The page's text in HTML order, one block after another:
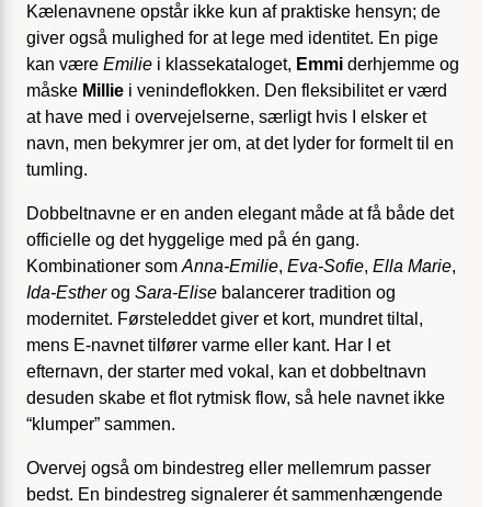
Kælenavnene opstår ikke kun af praktiske hensyn; de
giver også mulighed for at lege med identitet. En pige
kan være Emilie i klassekataloget, Emmi derhjemme og
måske Millie i venindeflokken. Den fleksibilitet er værd
at have med i overvejelserne, særligt hvis I elsker et
navn, men bekymrer jer om, at det lyder for formelt til en
tumling.
Dobbeltnavne er en anden elegant måde at få både det
officielle og det hyggelige med på én gang.
Kombinationer som Anna-Emilie, Eva-Sofie, Ella Marie,
Ida-Estherog Sara-Elise balancerer tradition og
modernitet. Førsteleddet giver et kort, mundret tiltal,
mens E-navnet tilfører varme eller kant. Har I et
efternavn, der starter med vokal, kan et dobbeltnavn
desuden skabe et flot rytmisk flow, så hele navnet ikke
“klumper” sammen.
Overvej også om bindestreg eller mellemrum passer
bedst. En bindestreg signalerer ét sammenhængende